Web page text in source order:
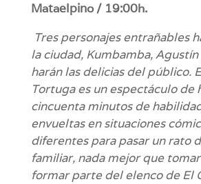
Mataelpino / 19:00h.
Tres personajes entrañables
la ciudad, Kumbamba,
harán las delicias del público.
Tortuga es un espectáculo de
cincuenta minutos de
envueltas en situaciones
diferentes para pasar un rato
familiar, nada mejor que
formar parte del elenco de El